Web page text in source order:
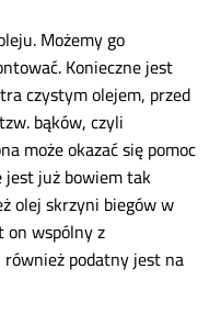
Możemy go
Konieczne jest
czystym olejem, przed
bąków, czyli
może okazać się pomoc
jest już bowiem tak
olej skrzyni biegów w
on wspólny z
podatny jest na